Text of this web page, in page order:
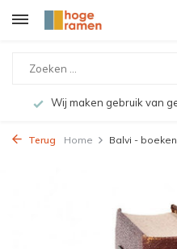
Wij maken gebruik van
Terug Home Balvi -